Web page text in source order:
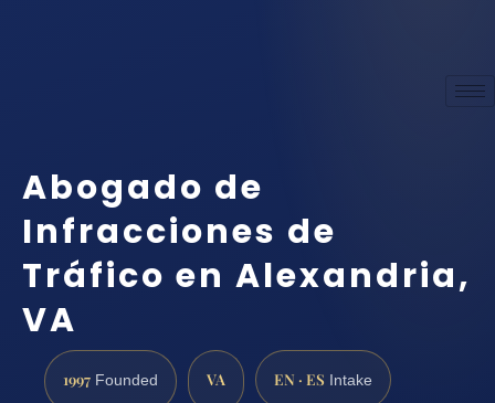
Abogado de
Infracciones de
Tráfico en Alexandria,
VA
1997 Founded VA EN · ES Intake